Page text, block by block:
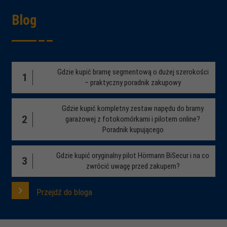
Blog
1
Gdzie kupić bramę segmentową o dużej szerokości
– praktyczny poradnik zakupowy
2
Gdzie kupić kompletny zestaw napędu do bramy
garażowej z fotokomórkami i pilotem online?
Poradnik kupującego
3
Gdzie kupić oryginalny pilot Hörmann BiSecur i na co
zwrócić uwagę przed zakupem?
Przejdź do bloga